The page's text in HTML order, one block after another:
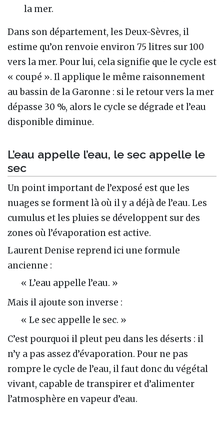
la mer.
Dans son département, les Deux-Sèvres, il
estime qu’on renvoie environ 75 litres sur 100
vers la mer. Pour lui, cela signifie que le cycle est
« coupé ». Il applique le même raisonnement
au bassin de la Garonne : si le retour vers la mer
dépasse 30 %, alors le cycle se dégrade et l’eau
disponible diminue.
L’eau appelle l’eau, le sec appelle le
sec
Un point important de l’exposé est que les
nuages se forment là où il y a déjà de l’eau. Les
cumulus et les pluies se développent sur des
zones où l’évaporation est active.
Laurent Denise reprend ici une formule
ancienne :
« L’eau appelle l’eau. »
Mais il ajoute son inverse :
« Le sec appelle le sec. »
C’est pourquoi il pleut peu dans les déserts : il
n’y a pas assez d’évaporation. Pour ne pas
rompre le cycle de l’eau, il faut donc du végétal
vivant, capable de transpirer et d’alimenter
l’atmosphère en vapeur d’eau.